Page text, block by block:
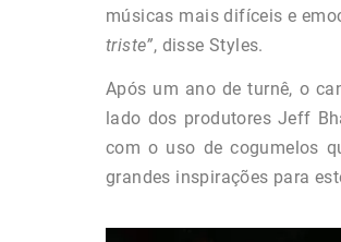
músicas mais difíceis e
triste”, disse Styles.
Após um ano de turnê, o
lado dos produtores Jeff
com o uso de cogumelos
grandes inspirações para